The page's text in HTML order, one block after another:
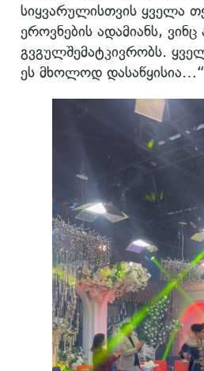
სიყვარულისთვის ყველა
ეროვნების ადამიანს, ვინც
გვგულშემატკივრობს.
ეს მხოლოდ დასაწყისია…“